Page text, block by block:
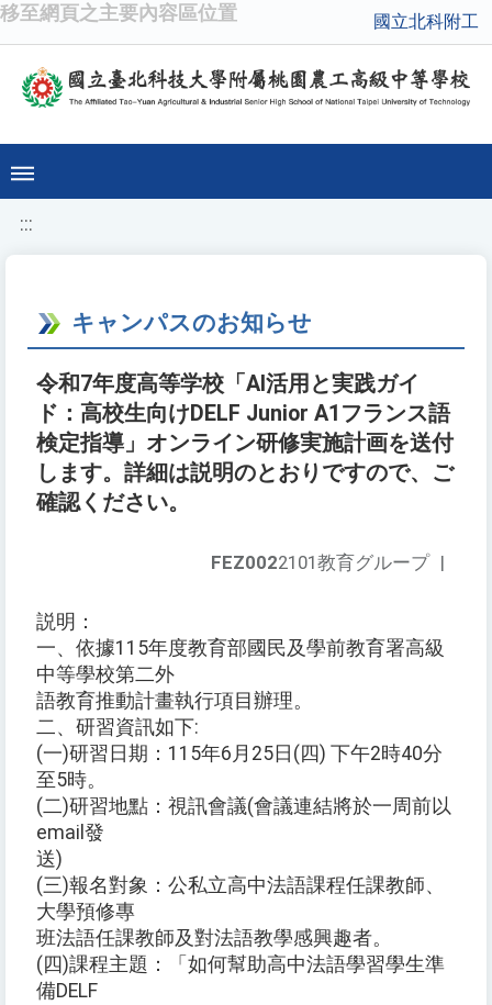
移至網頁之主要內容區位置 國立北科附工
:::
キャンパスのお知らせ
令和7年度高等学校「AI活用と実践ガイ
ド：高校生向けDELF Junior A1フランス語
検定指導」オンライン研修実施計画を送付
します。詳細は説明のとおりですので、ご
確認ください。
FEZ0022101教育グループ |
説明：
一、依據115年度教育部國民及學前教育署高級
中等學校第二外
語教育推動計畫執行項目辦理。
二、研習資訊如下:
(一)研習日期：115年6月25日(四) 下午2時40分
至5時。
(二)研習地點：視訊會議(會議連結將於一周前以
email發
送)
(三)報名對象：公私立高中法語課程任課教師、
大學預修專
班法語任課教師及對法語教學感興趣者。
(四)課程主題：「如何幫助高中法語學習學生準
備DELF